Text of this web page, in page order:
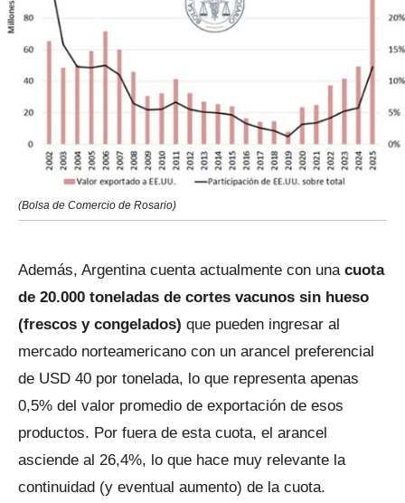
(Bolsa de Comercio de Rosario)
Además, Argentina cuenta actualmente con una cuota
de 20.000 toneladas de cortes vacunos sin hueso
(frescos y congelados) que pueden ingresar al
mercado norteamericano con un arancel preferencial
de USD 40 por tonelada, lo que representa apenas
0,5% del valor promedio de exportación de esos
productos. Por fuera de esta cuota, el arancel
asciende al 26,4%, lo que hace muy relevante la
continuidad (y eventual aumento) de la cuota.